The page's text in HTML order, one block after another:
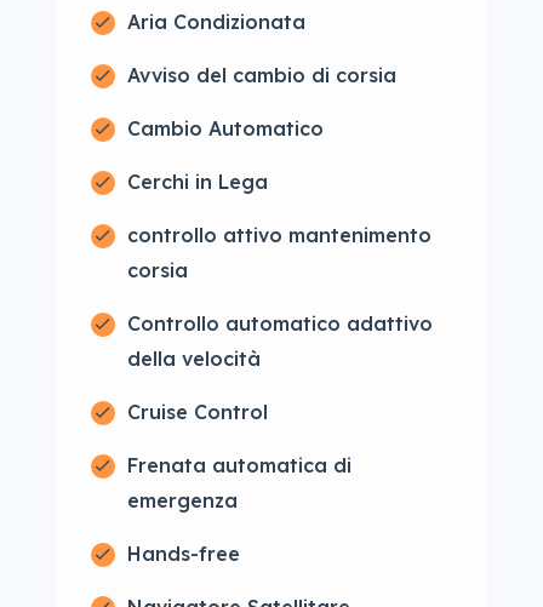
Aria Condizionata
Avviso del cambio di corsia
Cambio Automatico
Cerchi in Lega
controllo attivo mantenimento
corsia
Controllo automatico adattivo
della velocità
Cruise Control
Frenata automatica di
emergenza
Hands-free